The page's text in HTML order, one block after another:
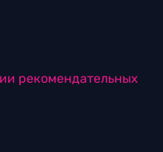
рекомендательных